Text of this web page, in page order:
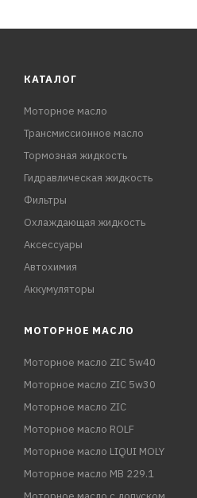
КАТАЛОГ
Моторное масло
Трансмиссионное масло
Тормозная жидкость
Гидравлическая жидкость
Фильтры
Охлаждающая жидкость
Аксессуары
Автохимия
Аккумуляторы
МОТОРНОЕ МАСЛО
Моторное масло ZIC 5w40
Моторное масло ZIC 5w30
Моторное масло ZIC
Моторное масло ROLF
Моторное масло LIQUI MOLY
Моторное масло MB 229.1